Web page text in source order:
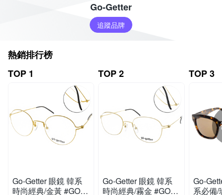
Go-Getter
追蹤品牌
熱銷排行榜
TOP 1
Go-Getter 眼鏡 韓系
時尚經典/金黃 #GO20
TOP 2
Go-Getter 眼鏡 韓系
時尚經典/霧金 #GO20
TOP 3
Go-
系必備/